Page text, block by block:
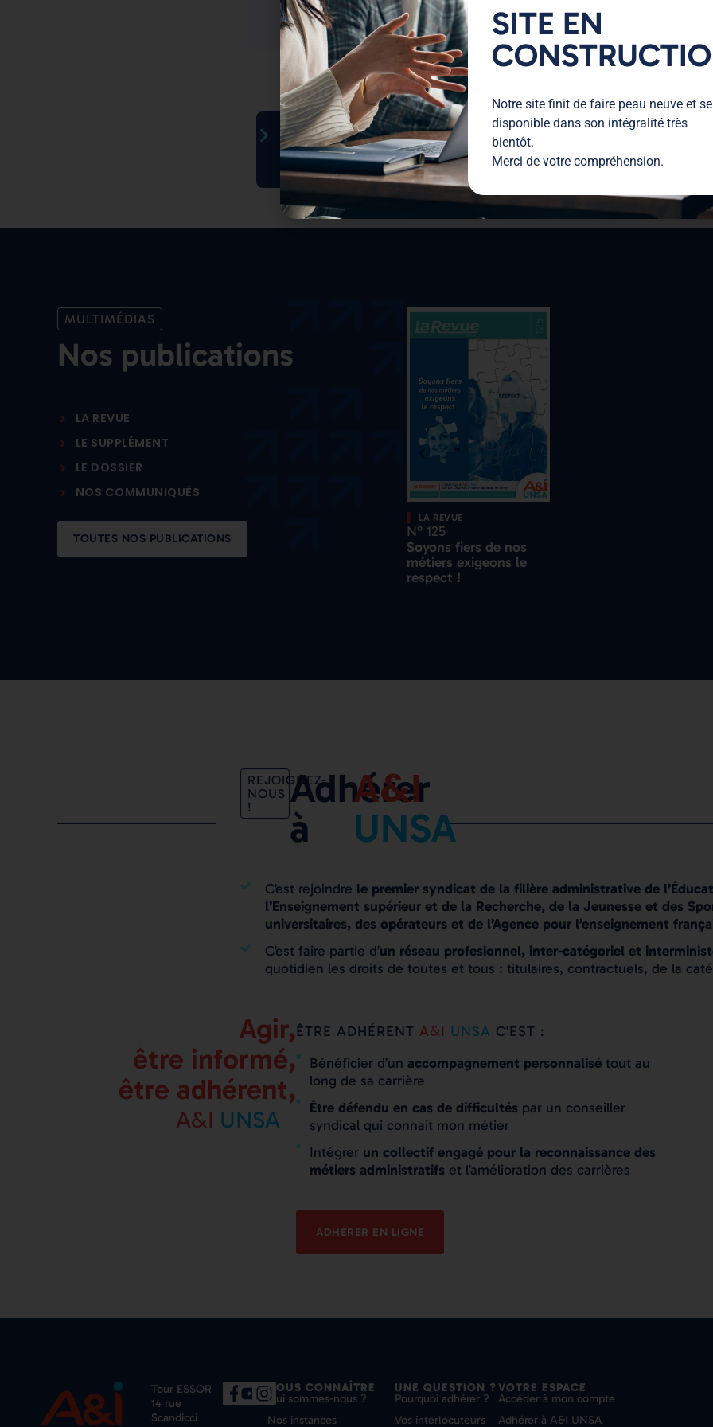
JO PARUTIONS AU JOURNAL OFFICIEL BO
MULTIMÉDIAS
Nos publications
LA REVUE
LE SUPPLÉMENT
LE DOSSIER
NOS COMMUNIQUÉS
TOUTES NOS PUBLICATIONS
LA REVUE
N° 125
Soyons fiers de nos
métiers exigeons le
respect !
REJOIGNEZ-
NOUS
!
Adhérer
à
A&I
UNSA
C’est rejoindre le premier syndicat de la filière administrative de
l’Enseignement supérieur et de la Recherche, de la Jeunesse et des
universitaires, des opérateurs et de l’Agence pour l’enseignement
C’est faire partie d’un réseau profesionnel, inter-catégoriel et
quotidien les droits de toutes et tous : titulaires, contractuels, de la
Agir,
être informé,
être adhérent,
A&I UNSA
ÊTRE ADHÉRENT A&I UNSA C'EST :
Bénéficier d’un accompagnement personnalisétout au
long de sa carrière
Être défendu en cas de difficultés par un conseiller
syndical qui connait mon métier
Intégrer un collectif engagé pour la reconnaissance des
métiers administratifs et l’amélioration des carrières
ADHÉRER EN LIGNE
Tour ESSOR
14 rue
Scandicci
NOUS CONNAÎTRE
Qui sommes-nous ?
Nos instances
UNE QUESTION ?
Pourquoi adhérer ?
Vos interlocuteurs
VOTRE ESPACE
Accéder à mon compte
Adhérer à A&I UNSA
SITE EN
Notre site finit de faire peau neuve et
disponible dans son intégralité très
bientôt.
Merci de votre compréhension.